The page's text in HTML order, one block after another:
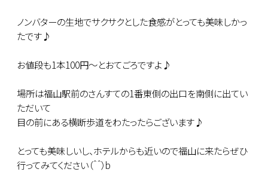
ノンバターの生地でサクサクとした食感がとっても美味しかっ
たです♪
お値段も1本100円～とおてごろですよ♪
場所は福山駅前のさんすての1番東側の出口を南側に出てい
ただいて
目の前にある横断歩道をわたったらございます♪
とっても美味しいし、ホテルからも近いので福山に来たらぜひ
行ってみてください（＾＾）b